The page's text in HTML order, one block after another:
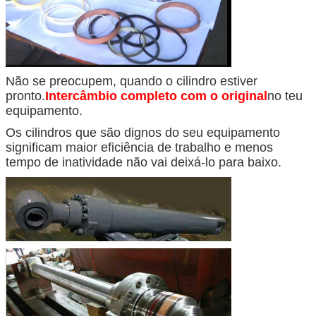
Não se preocupem, quando o cilindro estiver
pronto.Intercâmbio completo com o original no teu
equipamento.
Os cilindros que são dignos do seu equipamento
significam maior eficiência de trabalho e menos
tempo de inatividade não vai deixá-lo para baixo.